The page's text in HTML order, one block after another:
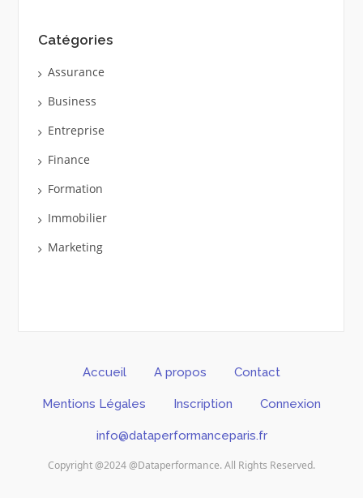
Catégories
Assurance
Business
Entreprise
Finance
Formation
Immobilier
Marketing
Accueil A propos Contact
Mentions Légales Inscription Connexion
info@dataperformanceparis.fr
Copyright @2024 @Dataperformance. All Rights Reserved.